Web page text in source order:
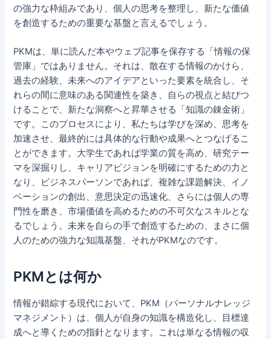
の強力な枠組みであり、個人の思考を整理し、新たな価値
を創造するための重要な基盤と言えるでしょう。
PKMは、単に読んだ本やウェブ記事を保存する「情報の保
管庫」ではありません。それは、散在する情報のかけら、
過去の経験、未来へのアイデアといった要素を統合し、そ
れらの間に意味のある関連性を築き、自らの視点と結びつ
けることで、新たな洞察へと昇華させる「知識の錬金術」
です。このプロセスにより、私たちは学びを深め、思考を
加速させ、最終的には具体的な行動や成果へとつなげるこ
とができます。大学生であれば学業の質を高め、研究テー
マを深掘りし、キャリアビジョンを明確にするための力と
なり、ビジネスパーソンであれば、複雑な課題解決、イノ
ベーションの創出、意思決定の迅速化、さらには個人の専
門性を磨き、市場価値を高めるための不可欠なスキルとな
るでしょう。未来を自らの手で創造するための、まさに個
人のための強力な知識基盤、それがPKMなのです。
PKMとは何か
情報が錯綜する現代において、PKM（パーソナルナレッジ
マネジメント）は、個人が自身の知識を構造化し、目標達
成へと導くための指針となります。これは単なる情報の収